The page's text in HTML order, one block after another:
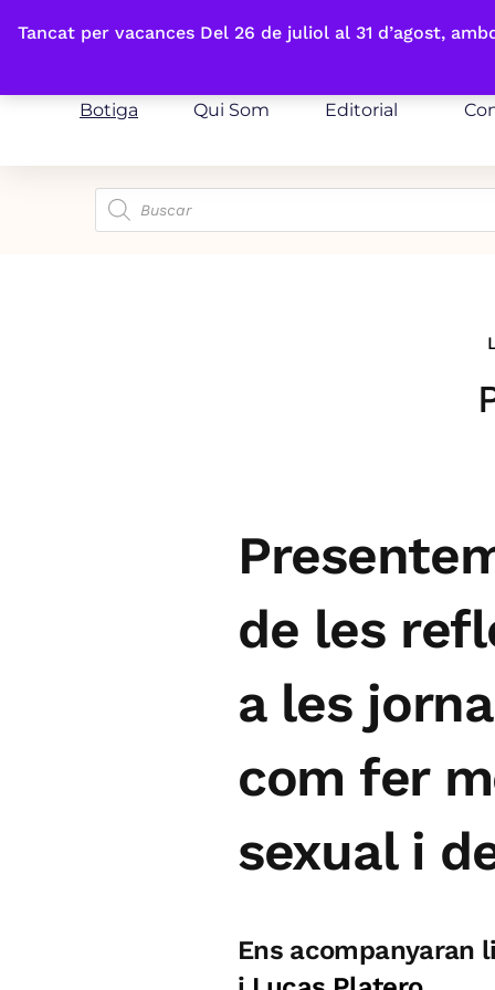
Tancat per vacances Del 26 de juliol al 31 d’agost,
Fes-te'n sòcia
Botiga Qui Som Editorial
de les
a les
com fer
sexual i
Ens